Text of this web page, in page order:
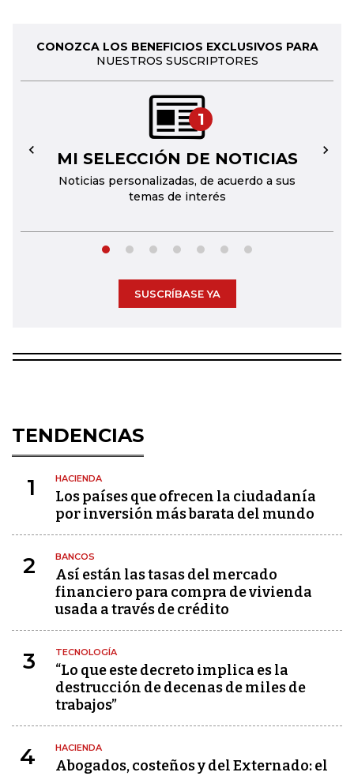
CONOZCA LOS BENEFICIOS EXCLUSIVOS PARA
NUESTROS SUSCRIPTORES
1
MI SELECCIÓN DE NOTICIAS
Noticias personalizadas, de acuerdo a sus
temas de interés
← →
SUSCRÍBASE YA
TENDENCIAS
1 HACIENDA
Los países que ofrecen la ciudadanía
por inversión más barata del mundo
2 BANCOS
Así están las tasas del mercado
financiero para compra de vivienda
usada a través de crédito
3 TECNOLOGÍA
“Lo que este decreto implica es la
destrucción de decenas de miles de
trabajos”
4 HACIENDA
Abogados, costeños y del Externado: el